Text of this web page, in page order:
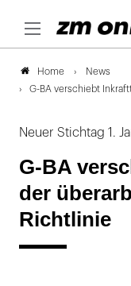
Home
News
G-BA verschiebt
Neuer Stichtag 1.
G-BA
der
Richtlinie